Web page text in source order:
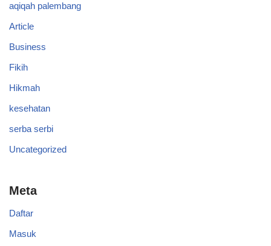
aqiqah palembang
Article
Business
Fikih
Hikmah
kesehatan
serba serbi
Uncategorized
Meta
Daftar
Masuk